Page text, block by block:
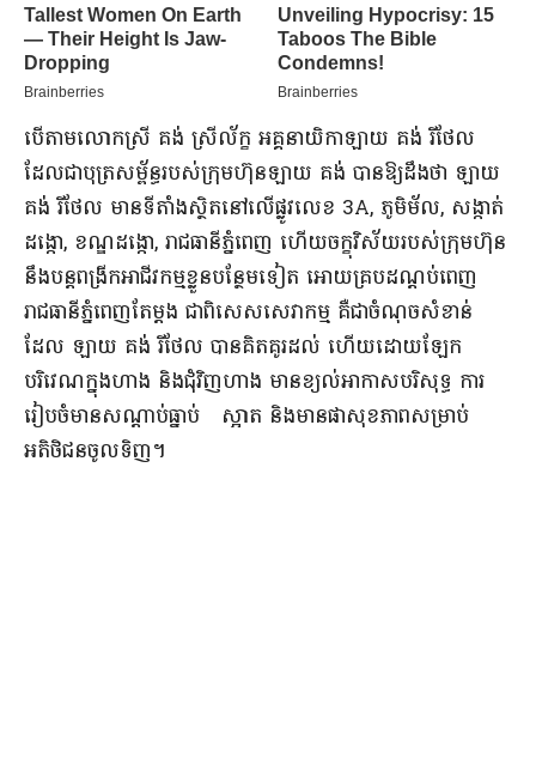
បើតាមលោកស្រី គង់ ស្រីល័ក្ខ អគ្គនាយិកាឡាយ​ គង់ រីថែល
ដែលជាបុត្រសម្ព័ន្ធរបស់ក្រុមហ៊ុនឡាយ គង់ បានឱ្យដឹងថា ឡាយ​
គង់ រីថែល មានទីតាំងស្ថិតនៅលើផ្លូវលេខ 3A, ភូមិម័ល, សង្កាត់
ដង្កោ, ខណ្ឌដង្កោ, រាជធានីភ្នំពេញ ហើយចក្ខុវិស័យរបស់ក្រុមហ៊ុន
នឹងបន្តពង្រីកអាជីវកម្មខ្លួនបន្ថែមទៀត អោយគ្របដណ្តប់ពេញ
រាជធានីភ្នំពេញតែម្តង ជាពិសេសសេវាកម្ម គឺជាចំណុចសំខាន់
ដែល ឡាយ គង់ រីថែល បានគិតគូរដល់ ហើយ​ដោយឡែក
បរិវេណក្នុងហាង និងជុំវិញហាង មានខ្យល់អាកាសបរិសុទ្ធ ការ
រៀបចំមានសណ្តាប់ធ្នាប់ ស្អាត និងមានផាសុខភាពសម្រាប់
អតិថិជនចូលទិញ។